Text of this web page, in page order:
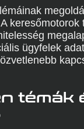
A keresőmotorok
ügyfelek
témák